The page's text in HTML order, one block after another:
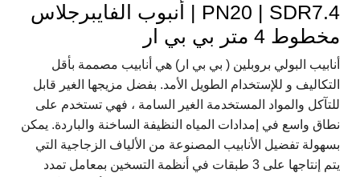
PN20 | SDR7.4 | أنبوب الفايبرجلاس
مخطوط 4 متر بي بي ار
أنابيب البولي بروبلين ( بي بي ار) هي أنابيب مصممة بأقل
التكاليف و للإستخدام الطويل الأمد. بفضل مزيجها الغير قابل
للتآكل والمواد المستخدمة الغير السامة ، فهي تستخدم على
نطاق واسع في إمدادات المياه النظيفة الساخنة والباردة. يمكن
بسهولة تفضيل الأنابيب المصنوعة من الألياف الزجاجية التي
يتم إنتاجها على 3 طبقات في أنظمة التسخين بمعامل تمدد